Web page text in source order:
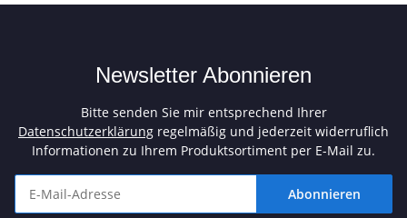
Newsletter Abonnieren
Bitte senden Sie mir entsprechend Ihrer
Datenschutzerklärung regelmäßig und jederzeit widerruflich
Informationen zu Ihrem Produktsortiment per E-Mail zu.
Abonnieren